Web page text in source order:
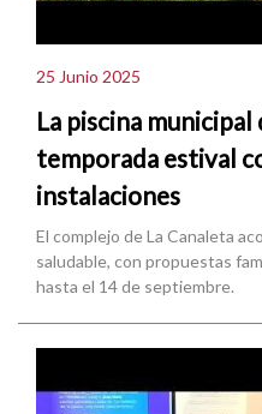
25 Junio 2025
La piscina
temporada estival
instalaciones
El complejo de La Canaleta
saludable, con propuestas
hasta el 14 de septiembre.